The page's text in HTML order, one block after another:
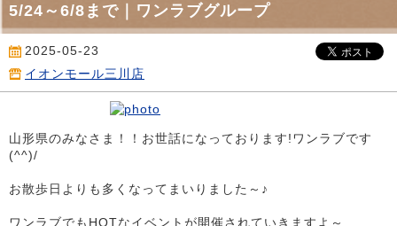
5/24～6/8まで｜ワンラブグループ
2025-05-23
イオンモール三川店
山形県のみなさま！！お世話になっております!ワンラブです
(^^)/
お散歩日よりも多くなってまいりました～♪
ワンラブでもHOTなイベントが開催されていきますよ～